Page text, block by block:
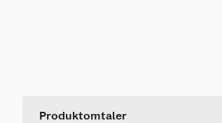
Produktomtaler
Leverandørens artikkelnummer